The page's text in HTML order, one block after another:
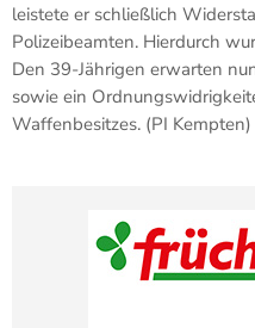
leistete er schließlich
Polizeibeamten. Hierdurch
Den 39-Jährigen erwarten
sowie ein
Waffenbesitzes. (PI Kempten)